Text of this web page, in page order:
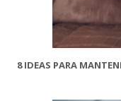
8 IDEAS PARA